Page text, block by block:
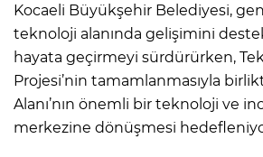
Kocaeli Büyükşehir Belediyesi,
teknoloji alanında gelişimini
hayata geçirmeyi sürdürürken,
Projesi’nin tamamlanmasıyla
Alanı’nın önemli bir teknoloji ve
merkezine dönüşmesi